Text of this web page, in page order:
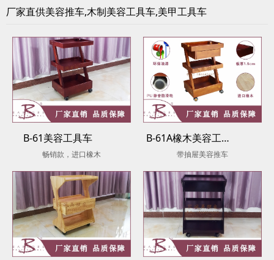
厂家直供美容推车,木制美容工具车,美甲工具车
B-61美容工具车
畅销款，进口橡木
B-61A橡木美容工具车
带抽屉美容推车